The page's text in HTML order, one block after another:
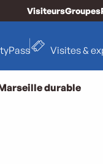
VisiteursGroupes
Visites &
durable